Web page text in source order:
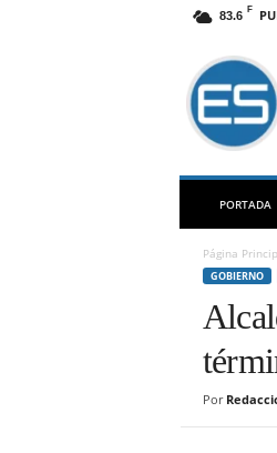
83.6 F
S
N
O
PORTADA
Página
GOBIERNO
Por